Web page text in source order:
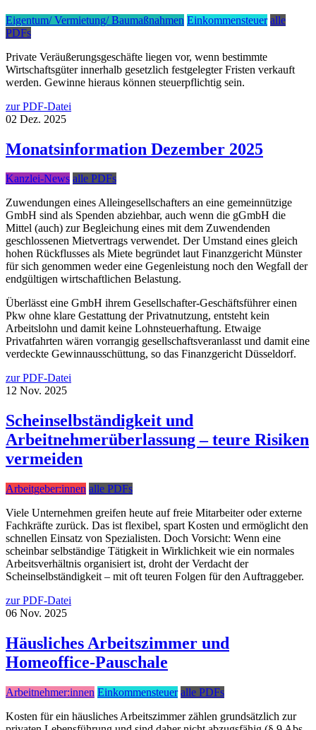
Eigentum/ Vermietung/ Baumaßnahmen Einkommensteuer alle
PDFs
Private Veräußerungsgeschäfte liegen vor, wenn bestimmte
Wirtschaftsgüter innerhalb gesetzlich festgelegter Fristen verkauft
werden. Gewinne hieraus können steuerpflichtig sein.
zur PDF-Datei
02 Dez. 2025
Monatsinformation Dezember 2025
Kanzlei-News alle PDFs
Zuwendungen eines Alleingesellschafters an eine gemeinnützige
GmbH sind als Spenden abziehbar, auch wenn die gGmbH die
Mittel (auch) zur Begleichung eines mit dem Zuwendenden
geschlossenen Mietvertrags verwendet. Der Umstand eines gleich
hohen Rückflusses als Miete begründet laut Finanzgericht Münster
für sich genommen weder eine Gegenleistung noch den Wegfall der
endgültigen wirtschaftlichen Belastung.
Überlässt eine GmbH ihrem Gesellschafter-Geschäftsführer einen
Pkw ohne klare Gestattung der Privatnutzung, entsteht kein
Arbeitslohn und damit keine Lohnsteuerhaftung. Etwaige
Privatfahrten wären vorrangig gesellschaftsveranlasst und damit eine
verdeckte Gewinnausschüttung, so das Finanzgericht Düsseldorf.
zur PDF-Datei
12 Nov. 2025
Scheinselbständigkeit und
Arbeitnehmerüberlassung – teure Risiken
vermeiden
Arbeitgeber:innen alle PDFs
Viele Unternehmen greifen heute auf freie Mitarbeiter oder externe
Fachkräfte zurück. Das ist flexibel, spart Kosten und ermöglicht den
schnellen Einsatz von Spezialisten. Doch Vorsicht: Wenn eine
scheinbar selbständige Tätigkeit in Wirklichkeit wie ein normales
Arbeitsverhältnis organisiert ist, droht der Verdacht der
Scheinselbständigkeit – mit oft teuren Folgen für den Auftraggeber.
zur PDF-Datei
06 Nov. 2025
Häusliches Arbeitszimmer und
Homeoffice-Pauschale
Arbeitnehmer:innen Einkommensteuer alle PDFs
Kosten für ein häusliches Arbeitszimmer zählen grundsätzlich zur